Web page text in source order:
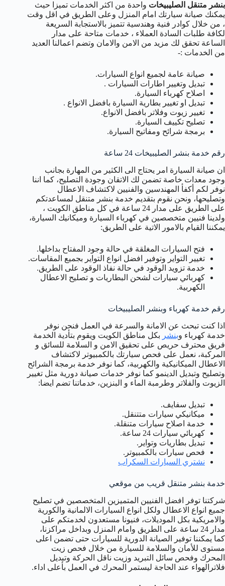
بنشر متنقل الصليبيخات واحدة من اكثر الخدمات تميزا حيث
يمكنك صيانة سيارتك امام المنزل وعلى الطريق في اقل وقت
، من خلال كوادر فنية وهندسية تتميز بالاستجابة السريعة
لكافة طلبات السادة العملاء ، خدمات متاحة على مدار
الساعة تحقق لك مزيد من الامن والامان وتضم اعمالنا العديد
من الخدمات :-
صيانة عامة لجميع انواع السيارات.
تبديل وتغيير اطارات السيارات .
اصلاح كهرباء السيارة.
تبديل او تغيير بطارية السيارة بافضل الانواع .
تغيير زيوت وفلاتر بافضل الانواع.
تصليح تكييف السيارة.
برمجة شرائح ومفاتيح السيارة.
رقم خدمة بنشر الصليبيخات 24 ساعة
ان صيانة السيارة امر يحتاج الى الكثير من المهارة بجانب
وجود معدات خاصة تضمن لك الاتقان وجودة التصليح، كما اننا
نوفر لكم أكفأ المهندسين والفنيين لاكتشاف الاعطال
وتصليحها، ونحن نقوم بتقديم خدمة بنشر متنقل لمساعدتكم
على الطريق على مدار 24 ساعة في كل مناطق الكويت ،
ولدينا فنيين متخصصين في كهرباء السيارة وميكانيك السيارة،
يمكننا القيام بالامور الاتية على الطريق:
فتح السيارات المغلقة في حالة وجود المفتاح بداخلها.
تغيير التواير وتوفير افضل انواع التواير بجميع المقاسات.
خدمة تزويد الوقود في حالة نفاذ الوقود على الطريق.
كهربائي سيارات لشحن البطاريات و تصليح الاعطال
الكهربية.
رقم خدمة كهرباء وبنشر الصليبيخات
اذا كنت تبحث عن الامانة والسرعة في العمل فنحن نوفر
خدمة كهرباء وبنشر بكل مناطق الكويت ويقوم بتأدية الخدمة
فريق محترف حريص على تحقيق الامن و السلامة للسائق و
المركبة، نعمل على فحص سيارتك بالكمبيوتر لاكتشاف
الاعطال الميكانيكية والكهربية، كما نوفر خدمة برمجة الشرائح
وتصليح وتبديل الدينمو كما نوفر خدمات صيانة دورية مثل تغيير
الزيوت والفلاتر وطرمبة الماء و البنزين، خدماتنا تضم ايضا:
تبديل سفايف.
ميكانيكي سيارات متتنقل.
خدمة اصلاح سيارات متنقلة.
كهربائي سيارات 24 ساعة.
تبديل بطاريات وتواير.
فحص سيارات بالكمبيوتر.
نشتري السيارات السكراب
خدمة بنشر متنقل قريب من موقعي
شركتنا توفر افضل الفنيين المتميزين المتخصصين في تصليح
جميع انواع الاعطال ولكل انواع السيارات الالمانية والكورية
والامريكية بكل الموديلات، فنيونا مستعدون لخدمتكم على
مدار 24 ساعة على الطريق وامام المنزل وبداخل مراكزنا،
كما يمكننا توفير الصيانة الدورية للسيارات حتى تضمن اعلى
مستوى للأمان والسلامة للسيارة من خلال فحص زيت
المحرك وفحص سائل التبريد وزيت ناقل الحركة وتبديل
فلاترالهواء عند الحاجة ليستمر المحرك في العمل بأعلى اداء.